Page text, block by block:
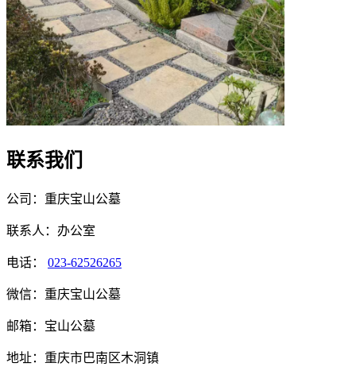
联系我们
公司：重庆宝山公墓
联系人：办公室
电话： 023-62526265
微信：重庆宝山公墓
邮箱：宝山公墓
地址：重庆市巴南区木洞镇